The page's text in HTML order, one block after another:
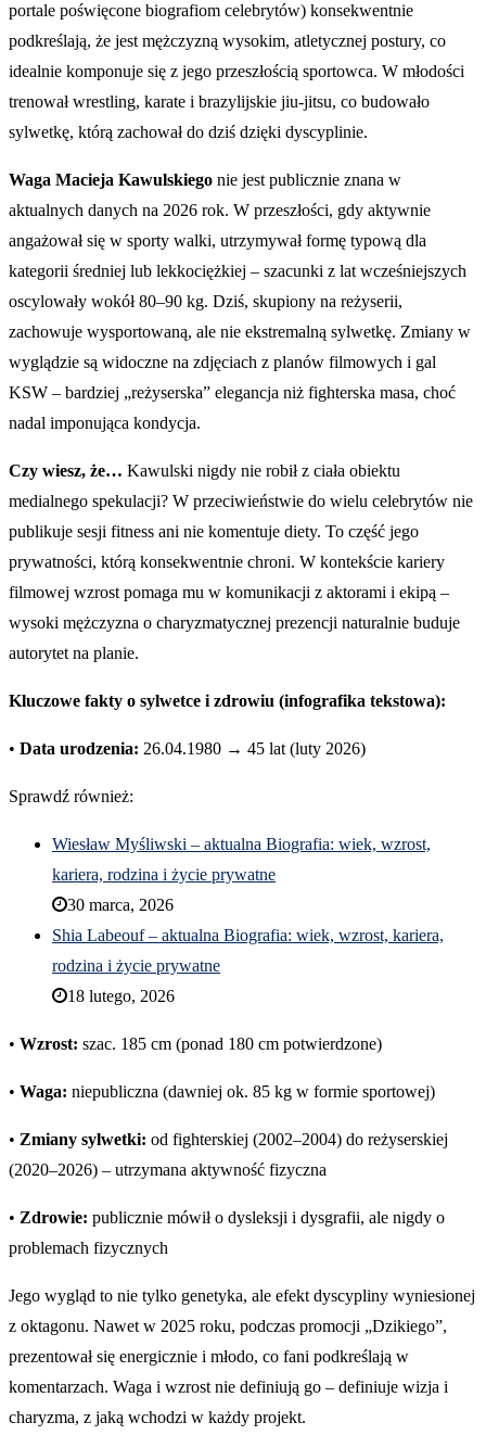
portale poświęcone biografiom celebrytów) konsekwentnie
podkreślają, że jest mężczyzną wysokim, atletycznej postury, co
idealnie komponuje się z jego przeszłością sportowca. W młodości
trenował wrestling, karate i brazylijskie jiu-jitsu, co budowało
sylwetkę, którą zachował do dziś dzięki dyscyplinie.
Waga Macieja Kawulskiego nie jest publicznie znana w
aktualnych danych na 2026 rok. W przeszłości, gdy aktywnie
angażował się w sporty walki, utrzymywał formę typową dla
kategorii średniej lub lekkociężkiej – szacunki z lat wcześniejszych
oscylowały wokół 80–90 kg. Dziś, skupiony na reżyserii,
zachowuje wysportowaną, ale nie ekstremalną sylwetkę. Zmiany w
wyglądzie są widoczne na zdjęciach z planów filmowych i gal
KSW – bardziej „reżyserska” elegancja niż fighterska masa, choć
nadal imponująca kondycja.
Czy wiesz, że… Kawulski nigdy nie robił z ciała obiektu
medialnego spekulacji? W przeciwieństwie do wielu celebrytów nie
publikuje sesji fitness ani nie komentuje diety. To część jego
prywatności, którą konsekwentnie chroni. W kontekście kariery
filmowej wzrost pomaga mu w komunikacji z aktorami i ekipą –
wysoki mężczyzna o charyzmatycznej prezencji naturalnie buduje
autorytet na planie.
Kluczowe fakty o sylwetce i zdrowiu (infografika tekstowa):
• Data urodzenia: 26.04.1980 → 45 lat (luty 2026)
Sprawdź również:
Wiesław Myśliwski – aktualna Biografia: wiek, wzrost,
kariera, rodzina i życie prywatne
30 marca, 2026
Shia Labeouf – aktualna Biografia: wiek, wzrost, kariera,
rodzina i życie prywatne
18 lutego, 2026
• Wzrost: szac. 185 cm (ponad 180 cm potwierdzone)
• Waga: niepubliczna (dawniej ok. 85 kg w formie sportowej)
• Zmiany sylwetki: od fighterskiej (2002–2004) do reżyserskiej
(2020–2026) – utrzymana aktywność fizyczna
• Zdrowie: publicznie mówił o dysleksji i dysgrafii, ale nigdy o
problemach fizycznych
Jego wygląd to nie tylko genetyka, ale efekt dyscypliny wyniesionej
z oktagonu. Nawet w 2025 roku, podczas promocji „Dzikiego”,
prezentował się energicznie i młodo, co fani podkreślają w
komentarzach. Waga i wzrost nie definiują go – definiuje wizja i
charyzma, z jaką wchodzi w każdy projekt.